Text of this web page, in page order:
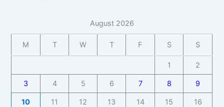
August 2026
M T W T F S S
1 2
3 4 5 6 7 8 9
10 11 12 13 14 15 16